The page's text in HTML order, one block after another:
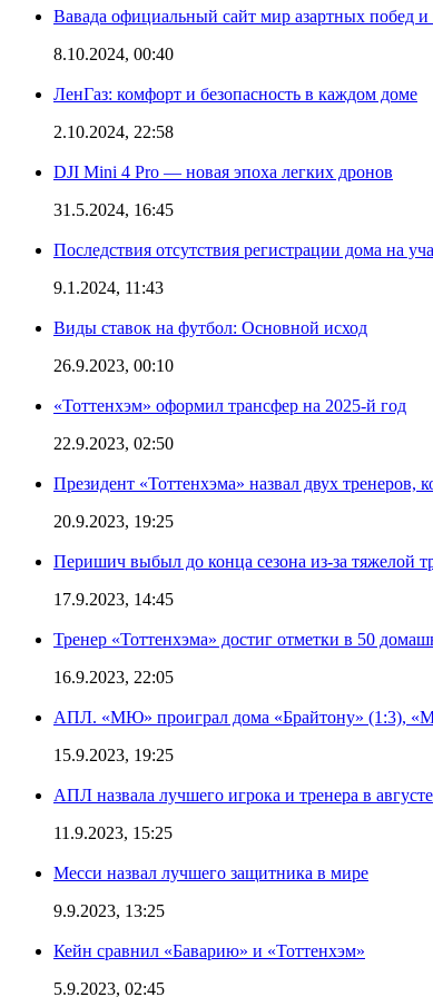
Вавада официальный сайт мир азартных побед
8.10.2024, 00:40
ЛенГаз: комфорт и безопасность в каждом доме
2.10.2024, 22:58
DJI Mini 4 Pro — новая эпоха легких дронов
31.5.2024, 16:45
Последствия отсутствия регистрации дома на
9.1.2024, 11:43
Виды ставок на футбол: Основной исход
26.9.2023, 00:10
«Тоттенхэм» оформил трансфер на 2025-й год
22.9.2023, 02:50
Президент «Тоттенхэма» назвал двух тренеров,
20.9.2023, 19:25
Перишич выбыл до конца сезона из-за тяжелой
17.9.2023, 14:45
Тренер «Тоттенхэма» достиг отметки в 50
16.9.2023, 22:05
АПЛ. «МЮ» проиграл дома «Брайтону» (1:3),
15.9.2023, 19:25
АПЛ назвала лучшего игрока и тренера в
11.9.2023, 15:25
Месси назвал лучшего защитника в мире
9.9.2023, 13:25
Кейн сравнил «Баварию» и «Тоттенхэм»
5.9.2023, 02:45